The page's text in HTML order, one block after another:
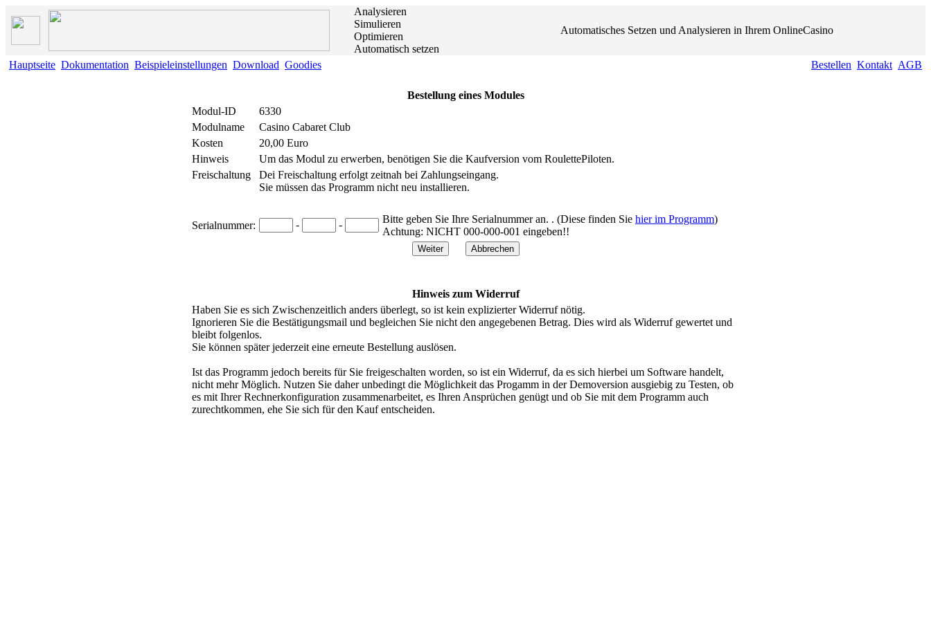
Analysieren
Simulieren
Optimieren
Automatisch setzen
Automatisches Setzen und Analysieren in Ihrem OnlineCasino
Hauptseite Dokumentation Beispieleinstellungen Download Goodies Bestellen Kontakt AGB
Bestellung eines Modules
Modul-ID
6330
Modulname
Casino Cabaret Club
Kosten
20,00 Euro
Hinweis
Um das Modul zu erwerben, benötigen Sie die Kaufversion vom RoulettePiloten.
Freischaltung
Dei Freischaltung erfolgt zeitnah bei Zahlungseingang.
Sie müssen das Programm nicht neu installieren.
Serialnummer: - - Bitte geben Sie Ihre Serialnummer an. . (Diese finden Sie hier im Programm)
Achtung: NICHT 000-000-001 eingeben!!
Hinweis zum Widerruf
Haben Sie es sich Zwischenzeitlich anders überlegt, so ist kein explizierter Widerruf nötig.
Ignorieren Sie die Bestätigungsmail und begleichen Sie nicht den angegebenen Betrag. Dies wird als Widerruf gewertet und
bleibt folgenlos.
Sie können später jederzeit eine erneute Bestellung auslösen.
Ist das Programm jedoch bereits für Sie freigeschalten worden, so ist ein Widerruf, da es sich hierbei um Software handelt,
nicht mehr Möglich. Nutzen Sie daher unbedingt die Möglichkeit das Progamm in der Demoversion ausgiebig zu Testen, ob
es mit Ihrer Rechnerkonfiguration zusammenarbeitet, es Ihren Ansprüchen genügt und ob Sie mit dem Programm auch
zurechtkommen, ehe Sie sich für den Kauf entscheiden.